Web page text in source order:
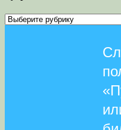
Рубрики